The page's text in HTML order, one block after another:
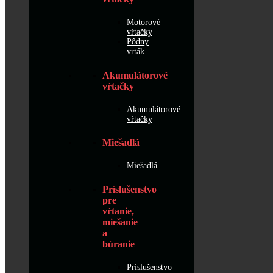
Motorové
vŕtačky
Pôdny
vrták
Akumulátorové
vŕtačky
Akumulátorové
vŕtačky
Miešadlá
Miešadlá
Príslušenstvo
pre
vŕtanie,
miešanie
a
búranie
Príslušenstvo